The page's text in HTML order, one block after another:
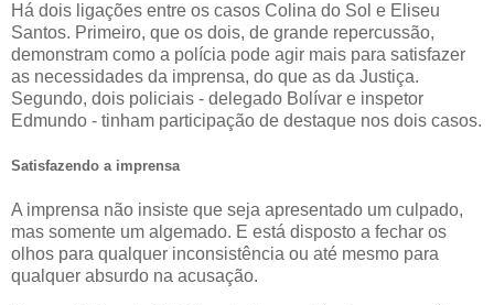
Há dois ligações entre os casos Colina do Sol e Eliseu
Santos. Primeiro, que os dois, de grande repercussão,
demonstram como a polícia pode agir mais para satisfazer
as necessidades da imprensa, do que as da Justiça.
Segundo, dois policiais - delegado Bolívar e inspetor
Edmundo - tinham participação de destaque nos dois casos.
Satisfazendo a imprensa
A imprensa não insiste que seja apresentado um culpado,
mas somente um algemado. E está disposto a fechar os
olhos para qualquer inconsistência ou até mesmo para
qualquer absurdo na acusação.